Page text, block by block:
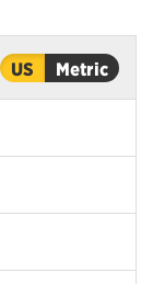
US Metric